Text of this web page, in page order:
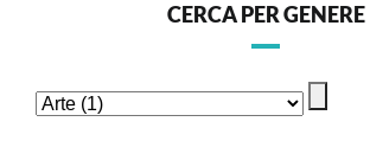
CERCA PER GENERE